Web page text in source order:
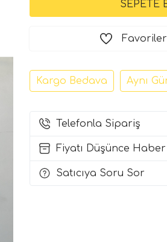
Kargo Bedava Aynı
Telefonla Sipariş
Fiyatı Düşünce Haber
Satıcıya Soru Sor